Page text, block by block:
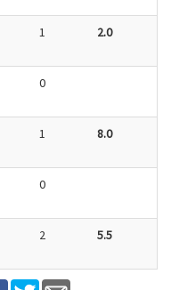
1 2.0
0
1 8.0
0
2 5.5